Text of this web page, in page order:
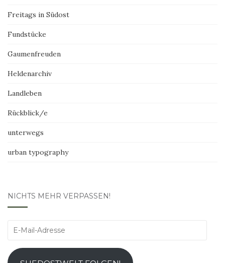
Freitags in Südost
Fundstücke
Gaumenfreuden
Heldenarchiv
Landleben
Rückblick/e
unterwegs
urban typography
NICHTS MEHR VERPASSEN!
E-
Adresse